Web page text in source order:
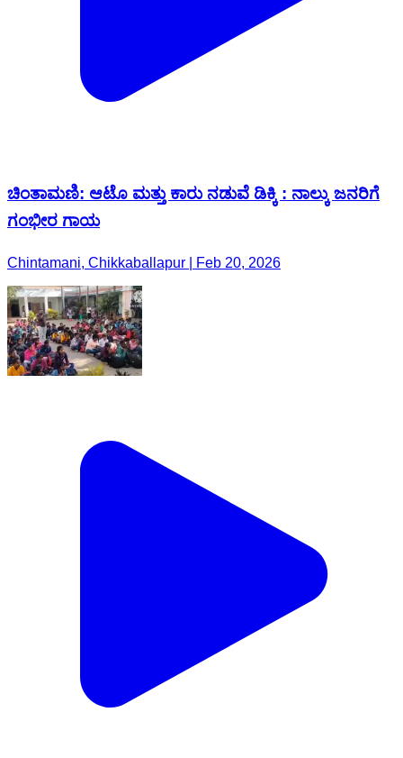
ಚಿಂತಾಮಣಿ: ಆಟೊ ಮತ್ತು ಕಾರು ನಡುವೆ ಡಿಕ್ಕಿ : ನಾಲ್ಕು ಜನರಿಗೆ
ಗಂಭೀರ ಗಾಯ
Chintamani, Chikkaballapur | Feb 20, 2026